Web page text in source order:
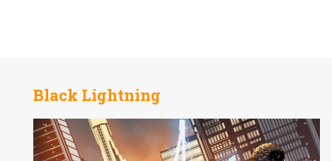
Black Lightning